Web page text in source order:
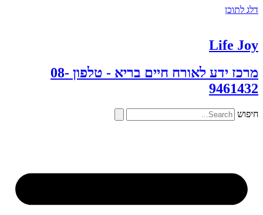
דלג לתוכן
Life Joy
מרכז ידע לאורח חיים בריא - טלפון 08-
9461432
חיפוש